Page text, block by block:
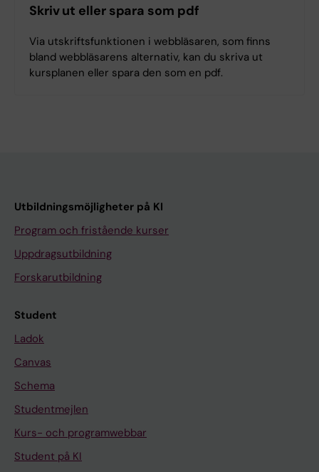
Skriv ut eller spara som pdf
Via utskriftsfunktionen i webbläsaren, som finns
bland webbläsarens alternativ, kan du skriva ut
kursplanen eller spara den som en pdf.
Utbildningsmöjligheter på KI
Program och fristående kurser
Uppdragsutbildning
Forskarutbildning
Student
Ladok
Canvas
Schema
Studentmejlen
Kurs- och programwebbar
Student på KI